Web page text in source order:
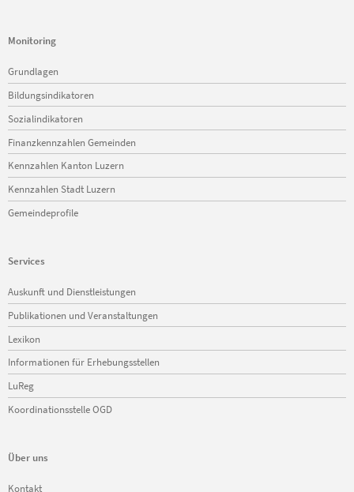
Monitoring
Navigation
überspringen
Grundlagen
Bildungsindikatoren
Sozialindikatoren
Finanzkennzahlen Gemeinden
Kennzahlen Kanton Luzern
Kennzahlen Stadt Luzern
Gemeindeprofile
Services
Navigation
überspringen
Auskunft und Dienstleistungen
Publikationen und Veranstaltungen
Lexikon
Informationen für Erhebungsstellen
LuReg
Koordinationsstelle OGD
Über uns
Navigation
Kontakt